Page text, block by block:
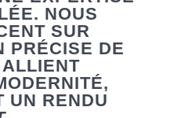
NOUS
SUR
PRÉCISE DE
UN RENDU